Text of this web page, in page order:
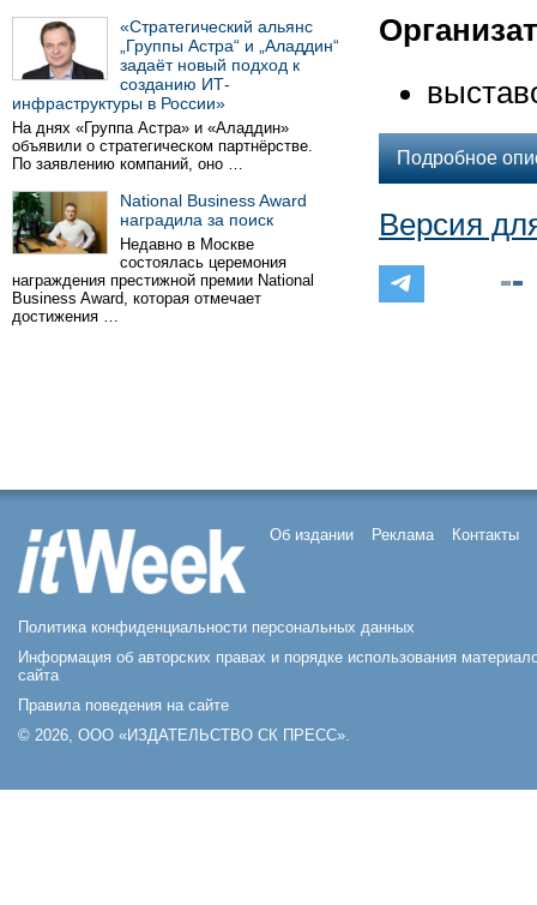
«Стратегический альянс
„Группы Астра“ и „Аладдин“
задаёт новый подход к
созданию ИТ-
инфраструктуры в России»
На днях «Группа Астра» и «Аладдин»
объявили о стратегическом партнёрстве.
По заявлению компаний, оно …
National Business Award
наградила за поиск
Недавно в Москве
состоялась церемония
награждения престижной премии National
Business Award, которая отмечает
достижения …
Подробное
Версия
Об издании Реклама Контакты
Политика конфиденциальности персональных данных
Информация об авторских правах и порядке использования
сайта
Правила поведения на сайте
© 2026, ООО «ИЗДАТЕЛЬСТВО СК ПРЕСС».